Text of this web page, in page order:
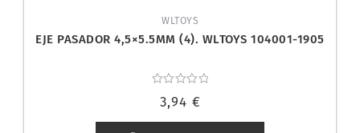
WLTOYS
EJE PASADOR 4,5×5.5MM (4). WLTOYS 104001-1905
con
de
3,94 €